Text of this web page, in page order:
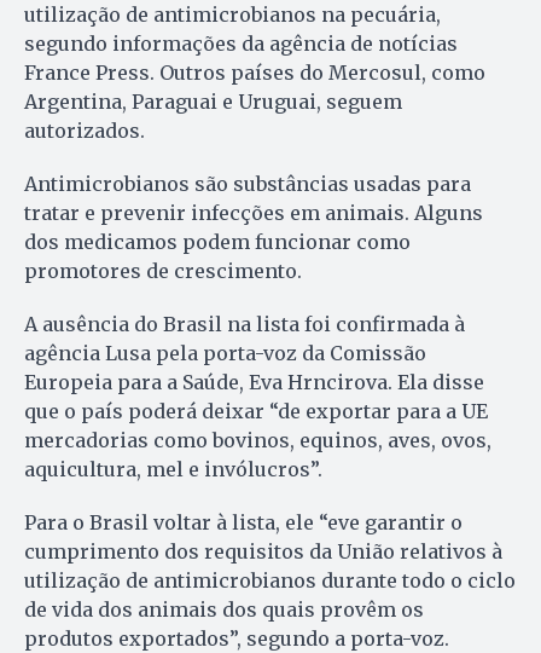
utilização de antimicrobianos na pecuária,
segundo informações da agência de notícias
France Press. Outros países do Mercosul, como
Argentina, Paraguai e Uruguai, seguem
autorizados.
Antimicrobianos são substâncias usadas para
tratar e prevenir infecções em animais. Alguns
dos medicamos podem funcionar como
promotores de crescimento.
A ausência do Brasil na lista foi confirmada à
agência Lusa pela porta-voz da Comissão
Europeia para a Saúde, Eva Hrncirova. Ela disse
que o país poderá deixar “de exportar para a UE
mercadorias como bovinos, equinos, aves, ovos,
aquicultura, mel e invólucros”.
Para o Brasil voltar à lista, ele “eve garantir o
cumprimento dos requisitos da União relativos à
utilização de antimicrobianos durante todo o ciclo
de vida dos animais dos quais provêm os
produtos exportados”, segundo a porta-voz.